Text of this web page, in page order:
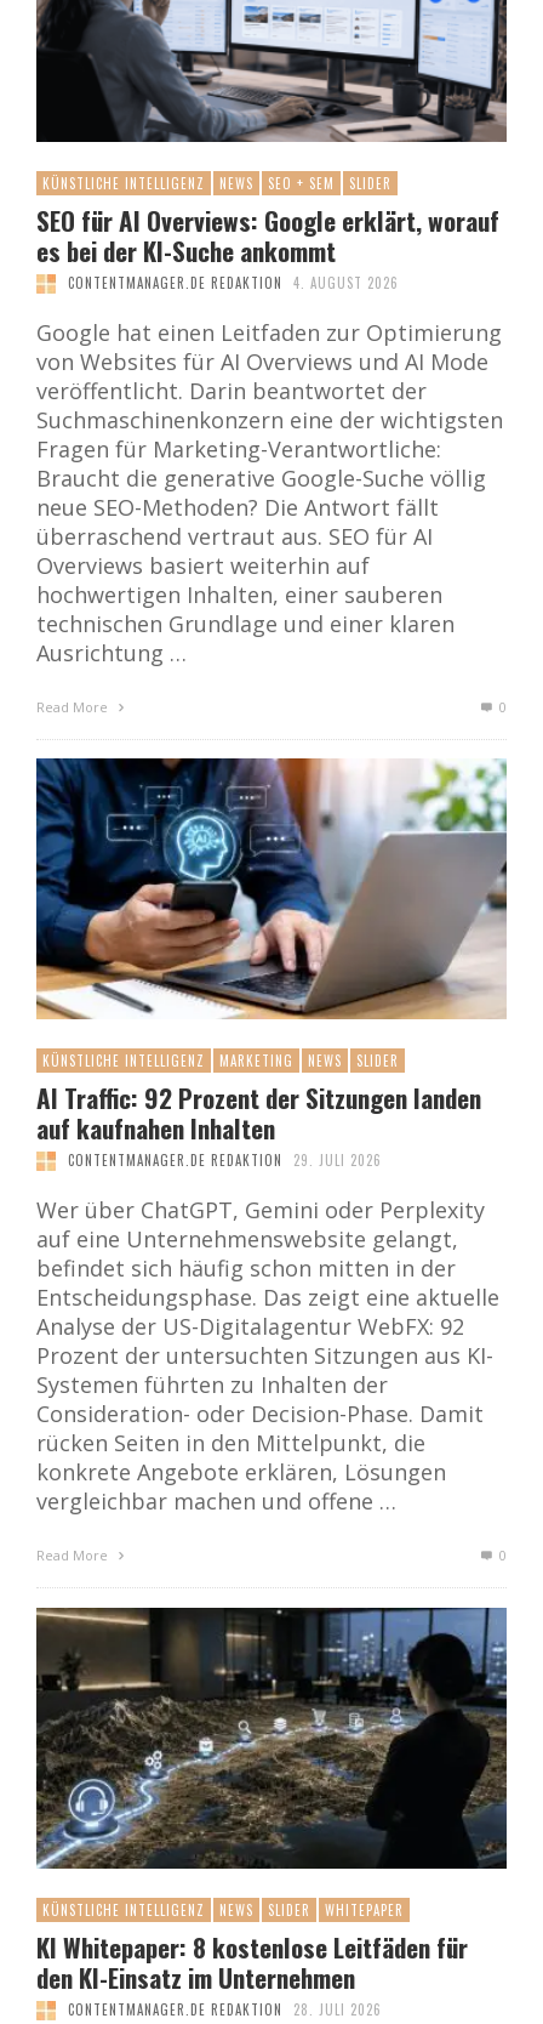
KÜNSTLICHE INTELLIGENZ NEWS SEO + SEM SLIDER
SEO für AI Overviews: Google erklärt, worauf
es bei der KI-Suche ankommt
CONTENTMANAGER.DE REDAKTION 4. AUGUST 2026
Google hat einen Leitfaden zur Optimierung
von Websites für AI Overviews und AI Mode
veröffentlicht. Darin beantwortet der
Suchmaschinenkonzern eine der wichtigsten
Fragen für Marketing-Verantwortliche:
Braucht die generative Google-Suche völlig
neue SEO-Methoden? Die Antwort fällt
überraschend vertraut aus. SEO für AI
Overviews basiert weiterhin auf
hochwertigen Inhalten, einer sauberen
technischen Grundlage und einer klaren
Ausrichtung …
Read More 0
KÜNSTLICHE INTELLIGENZ MARKETING NEWS SLIDER
AI Traffic: 92 Prozent der Sitzungen landen
auf kaufnahen Inhalten
CONTENTMANAGER.DE REDAKTION 29. JULI 2026
Wer über ChatGPT, Gemini oder Perplexity
auf eine Unternehmenswebsite gelangt,
befindet sich häufig schon mitten in der
Entscheidungsphase. Das zeigt eine aktuelle
Analyse der US-Digitalagentur WebFX: 92
Prozent der untersuchten Sitzungen aus KI-
Systemen führten zu Inhalten der
Consideration- oder Decision-Phase. Damit
rücken Seiten in den Mittelpunkt, die
konkrete Angebote erklären, Lösungen
vergleichbar machen und offene …
Read More 0
KÜNSTLICHE INTELLIGENZ NEWS SLIDER WHITEPAPER
KI Whitepaper: 8 kostenlose Leitfäden für
den KI-Einsatz im Unternehmen
CONTENTMANAGER.DE REDAKTION 28. JULI 2026